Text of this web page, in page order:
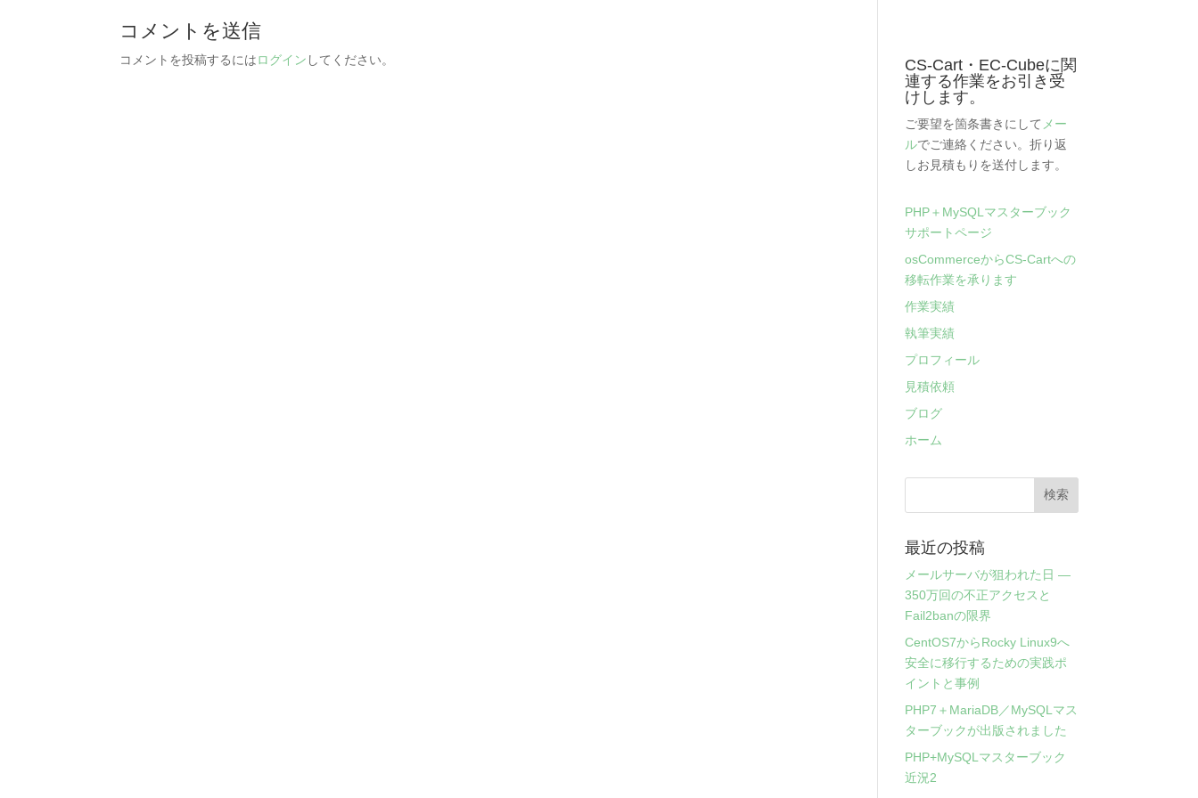
コメントを送信
コメントを投稿するにはログイン してください。
CS-Cart・EC-Cubeに関
連する作業をお引き受
けします。
ご要望を箇条書きにして メー
ルでご連絡ください。折り返
しお見積もりを送付します。
PHP＋MySQLマスターブック
サポートページ
osCommerceからCS-Cartへの
移転作業を承ります
作業実績
執筆実績
プロフィール
見積依頼
ブログ
ホーム
最近の投稿
メールサーバが狙われた日 ―
350万回の不正アクセスと
Fail2banの限界
CentOS7からRocky Linux9へ
安全に移行するための実践ポ
イントと事例
PHP7＋MariaDB／MySQLマス
ターブックが出版されました
PHP+MySQLマスターブック
近況2